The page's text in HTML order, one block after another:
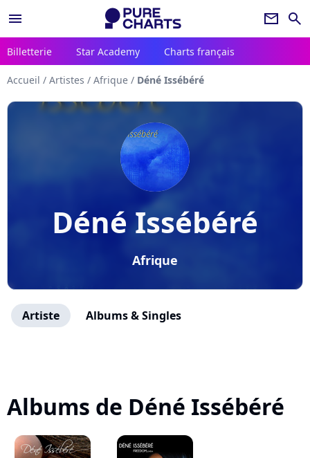
menu newsletter search
Billetterie Star Academy Charts français
Accueil / Artistes / Afrique / Déné Issébéré
Déné Issébéré
Afrique
Artiste Albums & Singles
Albums de Déné Issébéré